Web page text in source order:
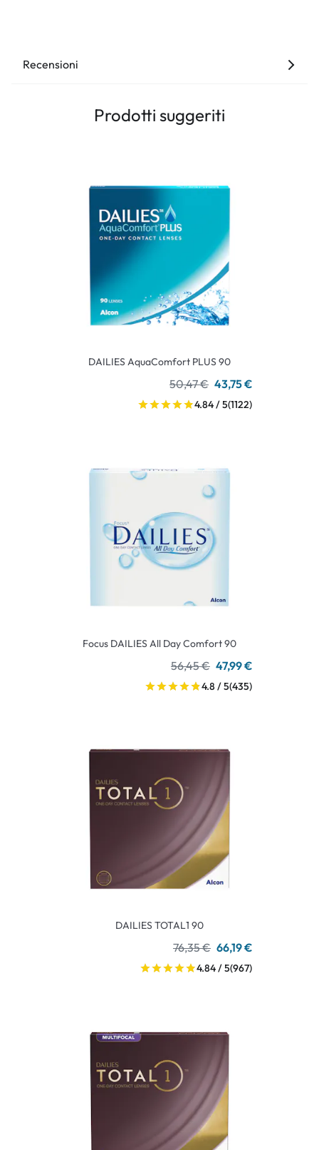
Recensioni
Prodotti suggeriti
DAILIES AquaComfort PLUS 90
50,47 € 43,75 €
4.84 / 5(1122)
Focus DAILIES All Day Comfort 90
56,45 € 47,99 €
4.8 / 5(435)
DAILIES TOTAL1 90
76,35 € 66,19 €
4.84 / 5(967)